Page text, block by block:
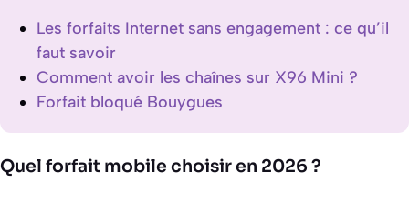
Les forfaits Internet sans engagement : ce qu’il
faut savoir
Comment avoir les chaînes sur X96 Mini ?
Forfait bloqué Bouygues
Quel forfait mobile choisir en 2026 ?